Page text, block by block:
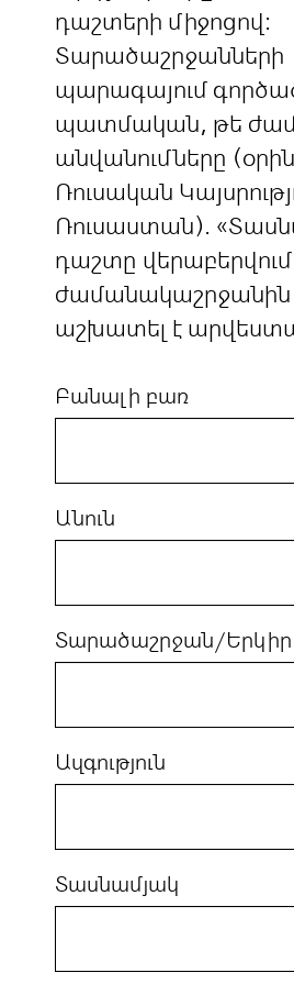
դաշտերի միջոցով:
Տարածաշրջանների
պարագայում
պատմական, թե
անվանումները
Ռուսական
Ռուսաստան).
դաշտը վերաբերվում
ժամանակաշրջանին
աշխատել է
Բանալի բառ
Անուն
Տարածաշրջան/Երկիր
Ազգություն
Տասնամյակ